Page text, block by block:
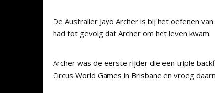
De Australier Jayo Archer is bij het oefenen
had tot gevolg dat Archer om het leven kwam.
Archer was de eerste rijder die een triple
Circus World Games in Brisbane en vroeg